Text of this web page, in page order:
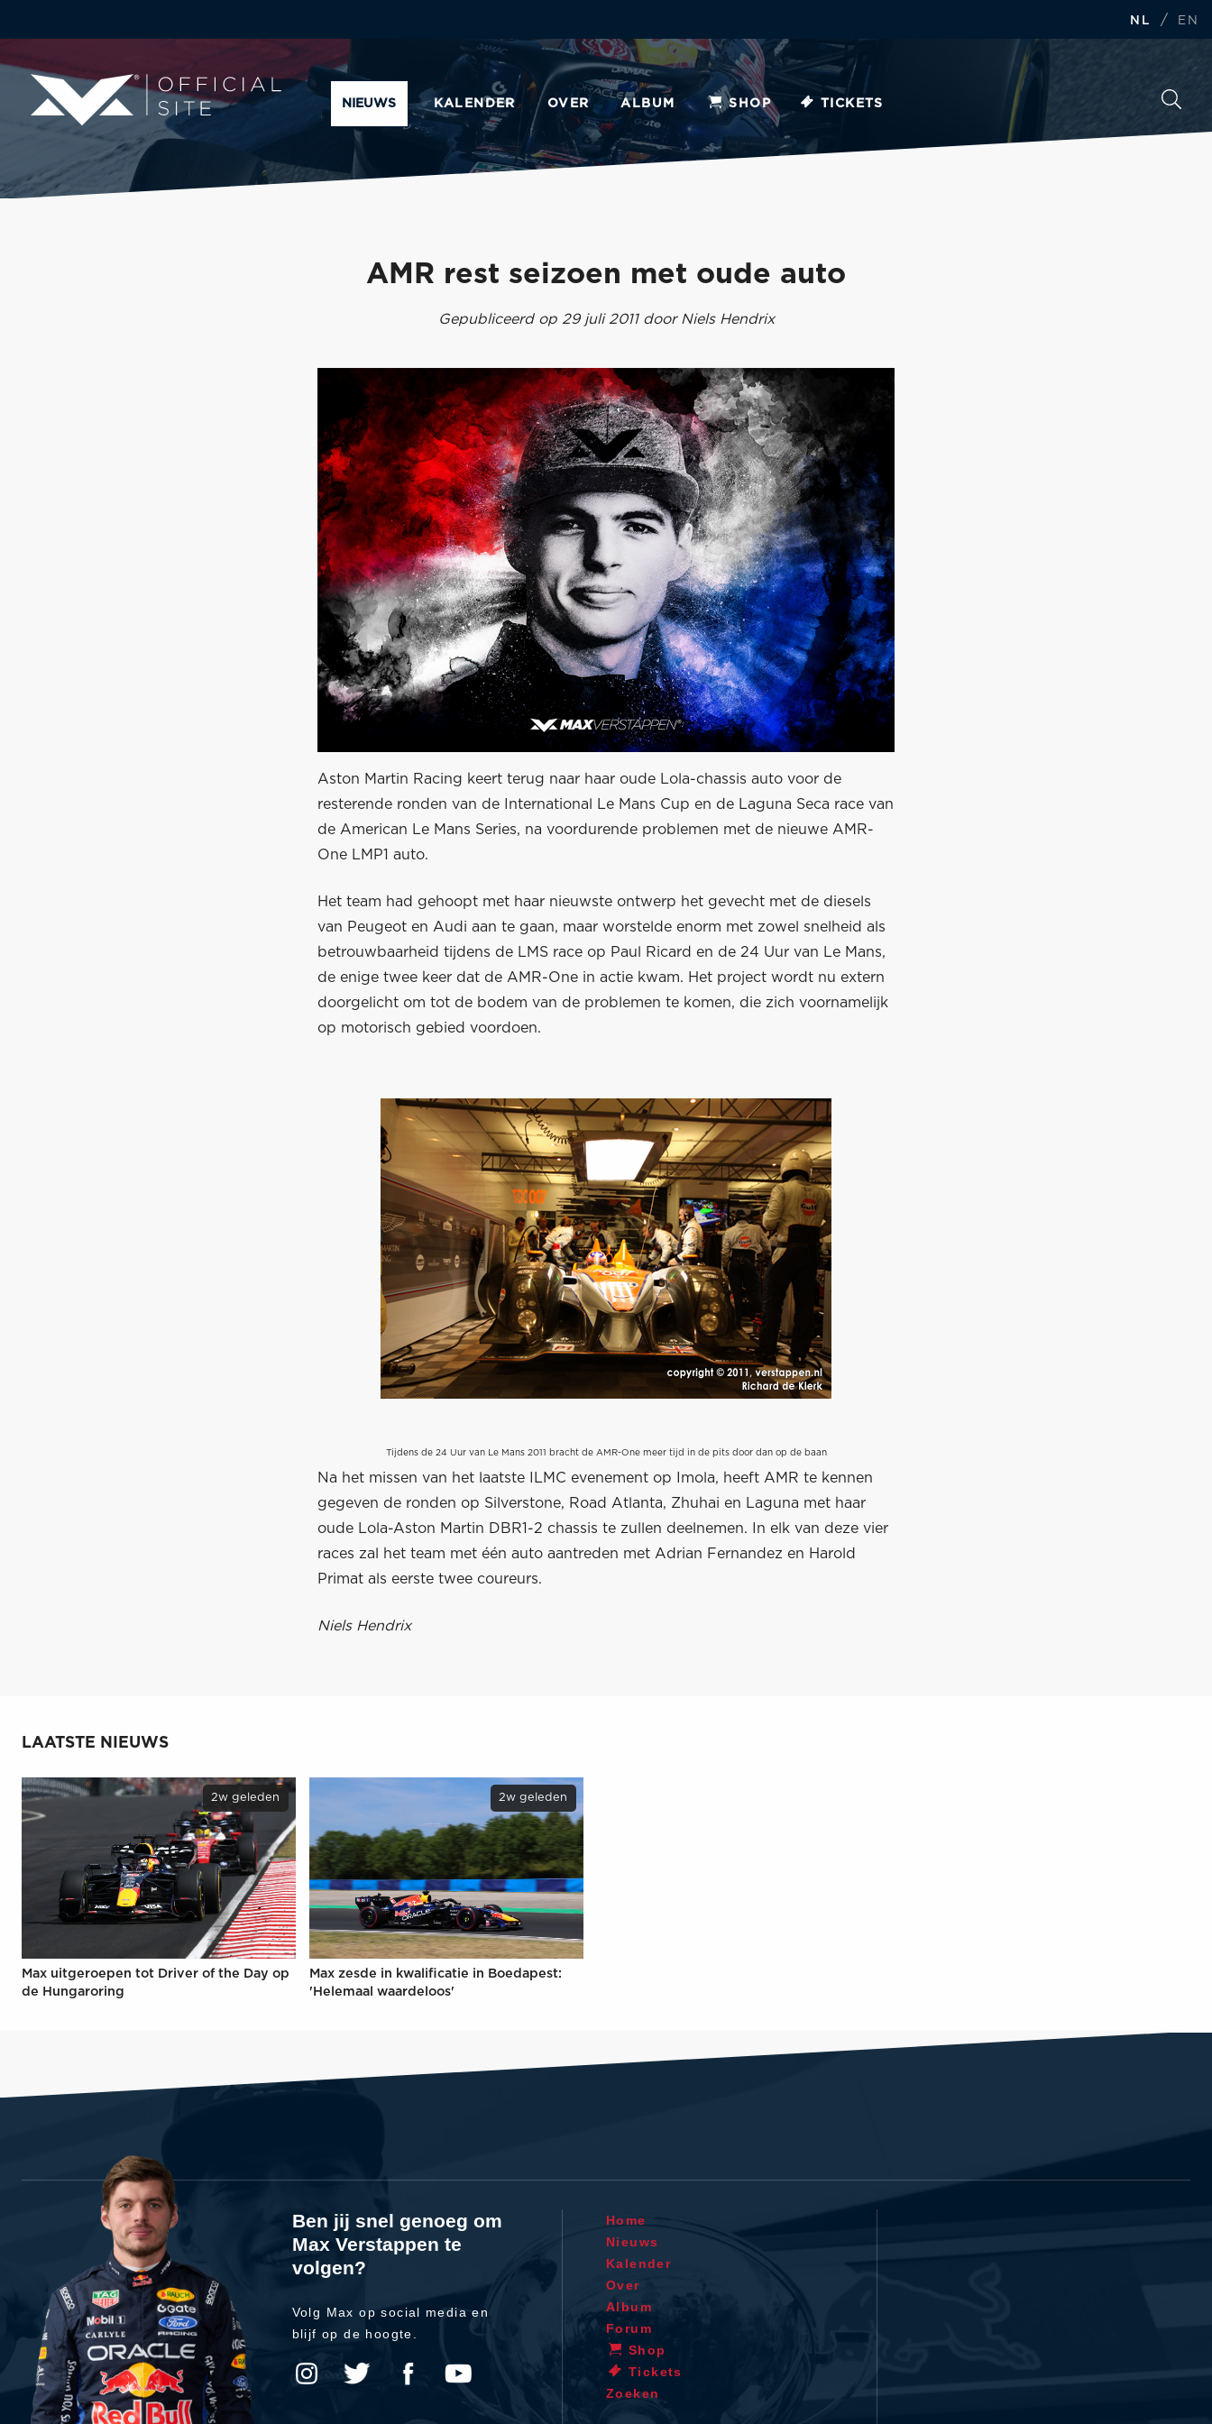
NL / EN
NIEUWS KALENDER OVER ALBUM SHOP TICKETS
AMR rest seizoen met oude auto
Gepubliceerd op 29 juli 2011 door Niels Hendrix
Aston Martin Racing keert terug naar haar oude Lola-chassis auto voor de
resterende ronden van de International Le Mans Cup en de Laguna Seca race van
de American Le Mans Series, na voordurende problemen met de nieuwe AMR-
One LMP1 auto.
Het team had gehoopt met haar nieuwste ontwerp het gevecht met de diesels
van Peugeot en Audi aan te gaan, maar worstelde enorm met zowel snelheid als
betrouwbaarheid tijdens de LMS race op Paul Ricard en de 24 Uur van Le Mans,
de enige twee keer dat de AMR-One in actie kwam. Het project wordt nu extern
doorgelicht om tot de bodem van de problemen te komen, die zich voornamelijk
op motorisch gebied voordoen.
Tijdens de 24 Uur van Le Mans 2011 bracht de AMR-One meer tijd in de pits door dan op de baan
Na het missen van het laatste ILMC evenement op Imola, heeft AMR te kennen
gegeven de ronden op Silverstone, Road Atlanta, Zhuhai en Laguna met haar
oude Lola-Aston Martin DBR1-2 chassis te zullen deelnemen. In elk van deze vier
races zal het team met één auto aantreden met Adrian Fernandez en Harold
Primat als eerste twee coureurs.
Niels Hendrix
LAATSTE NIEUWS
2w geleden
Max uitgeroepen tot Driver of the Day op
de Hungaroring
2w geleden
Max zesde in kwalificatie in Boedapest:
'Helemaal waardeloos'
Ben jij snel genoeg om
Max Verstappen te
volgen?
Volg Max op social media en
blijf op de hoogte.
Home
Nieuws
Kalender
Over
Album
Forum
Shop
Tickets
Zoeken